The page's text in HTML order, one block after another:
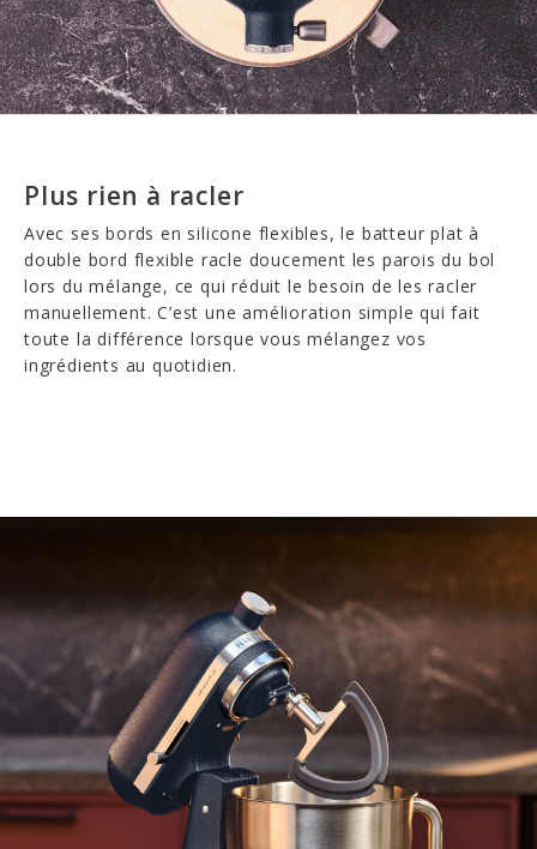
Plus rien à racler
Avec ses bords en silicone flexibles, le batteur plat à
double bord flexible racle doucement les parois du bol
lors du mélange, ce qui réduit le besoin de les racler
manuellement. C’est une amélioration simple qui fait
toute la différence lorsque vous mélangez vos
ingrédients au quotidien.